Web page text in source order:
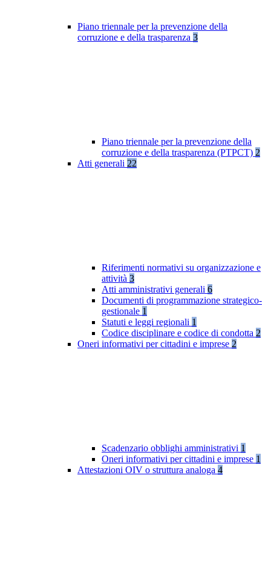
Piano triennale per la prevenzione della
corruzione e della trasparenza 3
Piano triennale per la prevenzione della
corruzione e della trasparenza (PTPCT) 2
Atti generali 22
Riferimenti normativi su organizzazione e
attività 3
Atti amministrativi generali 6
Documenti di programmazione strategico-
gestionale 1
Statuti e leggi regionali 1
Codice disciplinare e codice di condotta 2
Oneri informativi per cittadini e imprese 2
Scadenzario obblighi amministrativi 1
Oneri informativi per cittadini e imprese 1
Attestazioni OIV o struttura analoga 4